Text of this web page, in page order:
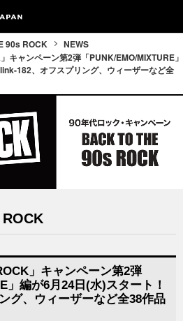
90s ROCK
NEWS
キャンペーン第2弾「PUNK/EMO/MIXTURE」
182、オフスプリング、ウィーザーなど全
」キャンペーン第2弾
」編が6月24日(水)スタート！
グ、ウィーザーなど全38作品